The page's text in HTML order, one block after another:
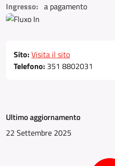
Ingresso: a pagamento
Sito:Visita il sito
Telefono: 351 8802031
Ultimo aggiornamento
22 Settembre 2025